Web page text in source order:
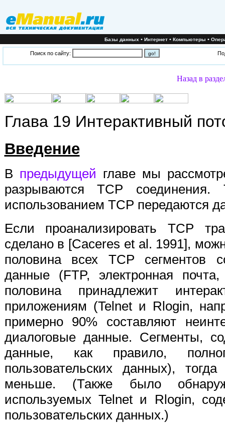
Базы данных•Интернет•Компьютеры•
Поиск по сайту:
Назад в
Глава 19 Интерактивный
Введение
В предыдущей главе мы
разрываются TCP
использованием TCP передаются
Если проанализировать TCP
сделано в [Caceres et al. 1991],
половина всех TCP сегментов
данные (FTP, электронная
половина принадлежит
приложениям (Telnet и Rlogin,
примерно 90% составляют
диалоговые данные. Cегменты,
данные, как правило,
пользовательских данных),
меньше. (Также было
используемых Telnet и Rlogin,
пользовательских данных.)